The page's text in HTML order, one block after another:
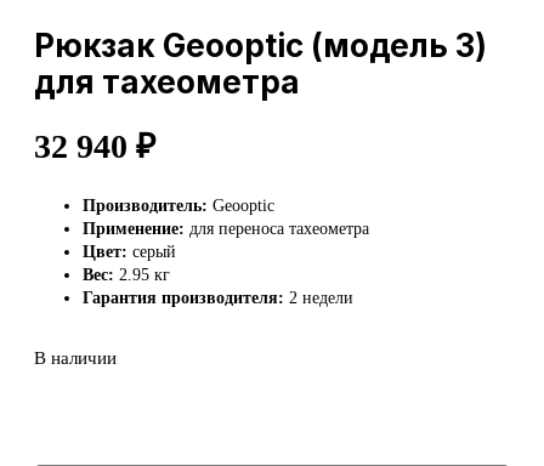
Рюкзак Geooptic (модель 3)
для тахеометра
32 940 ₽
Производитель: Geooptic
Применение: для переноса тахеометра
Цвет: серый
Вес: 2.95 кг
Гарантия производителя: 2 недели
В наличии